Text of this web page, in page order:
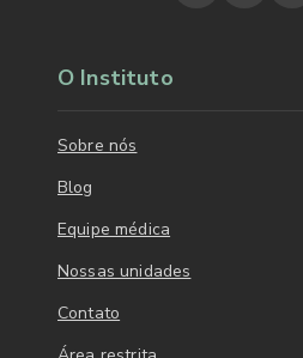
O Instituto
Sobre nós
Blog
Equipe médica
Nossas unidades
Contato